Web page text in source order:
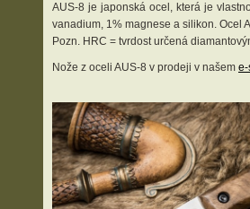
AUS-8 je japonská ocel, která je
vanadium, 1% magnese a silikon. Ocel
Pozn. HRC = tvrdost určená
Nože z oceli AUS-8 v prodeji v našem